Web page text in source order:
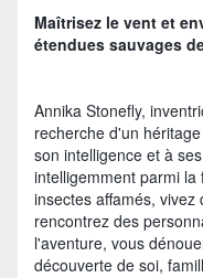
Maîtrisez le vent et
étendues sauvages
Annika Stonefly,
recherche d'un
son intelligence et à
intelligemment parmi
insectes affamés,
rencontrez des
l'aventure, vous
découverte de soi,